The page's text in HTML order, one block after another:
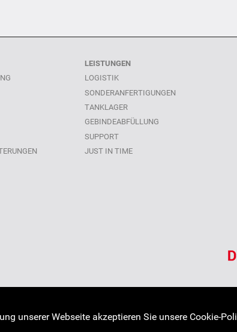
unserer Webseite akzeptieren Sie unsere Cookie-
LEISTUNGEN
LOGISTIK
SONDERANFERTIGUNGEN
TANKLAGER
GEBINDEABFÜLLUNG
SUPPORT
JUST IN TIME